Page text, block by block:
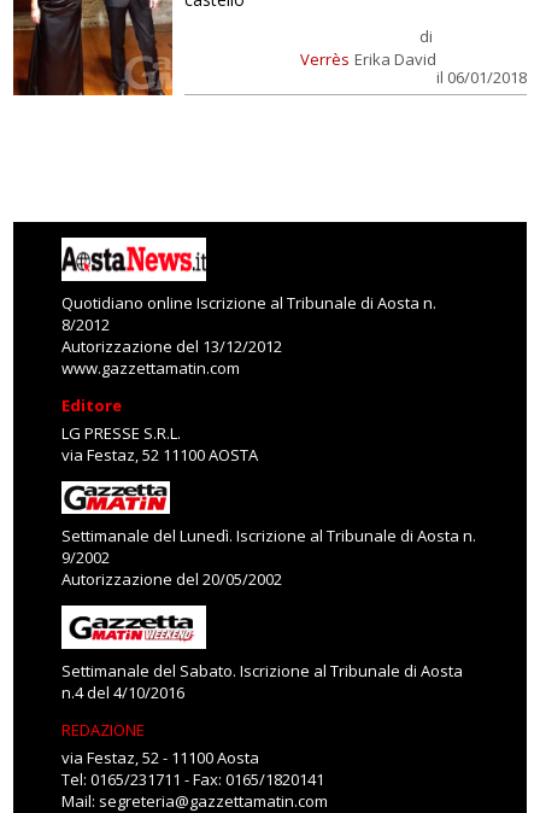
Verrès
di
Erika David
il 06/01/2018
Quotidiano online Iscrizione al Tribunale di Aosta n.
8/2012
Autorizzazione del 13/12/2012
www.gazzettamatin.com
Editore
LG PRESSE S.R.L.
via Festaz, 52 11100 AOSTA
Settimanale del Lunedì. Iscrizione al Tribunale di Aosta n.
9/2002
Autorizzazione del 20/05/2002
Settimanale del Sabato. Iscrizione al Tribunale di Aosta
n.4 del 4/10/2016
REDAZIONE
via Festaz, 52 - 11100 Aosta
Tel: 0165/231711 - Fax: 0165/1820141
Mail: segreteria@gazzettamatin.com